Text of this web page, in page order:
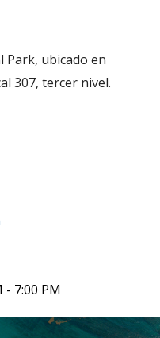
Park, ubicado en
307, tercer nivel.
- 7:00 PM